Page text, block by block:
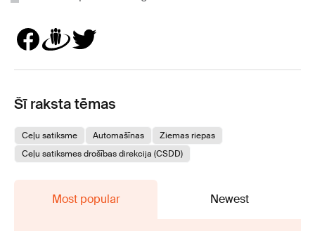
Šī raksta tēmas
Ceļu satiksme Automašīnas
Ziemas riepas
Ceļu satiksmes drošības direkcija (CSDD)
Most popular Newest